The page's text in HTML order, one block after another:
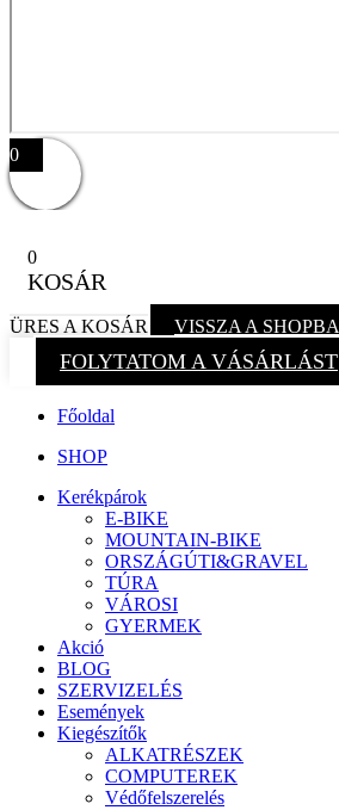
0
0
KOSÁR
ÜRES A KOSÁR VISSZA A SHOPBA
FOLYTATOM A VÁSÁRLÁST
Főoldal
SHOP
Kerékpárok
E-BIKE
MOUNTAIN-BIKE
ORSZÁGÚTI&GRAVEL
TÚRA
VÁROSI
GYERMEK
Akció
BLOG
SZERVIZELÉS
Események
Kiegészítők
ALKATRÉSZEK
COMPUTEREK
Védőfelszerelés